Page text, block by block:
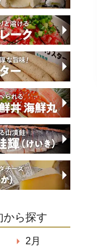
から探す
2月